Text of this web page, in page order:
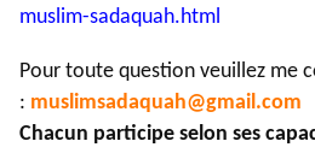
muslim-sadaquah.html
Pour toute question veuillez me
: muslimsadaquah@gmail.com
Chacun participe selon ses